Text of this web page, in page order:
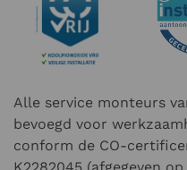
Alle service monteurs
bevoegd voor
conform de CO-